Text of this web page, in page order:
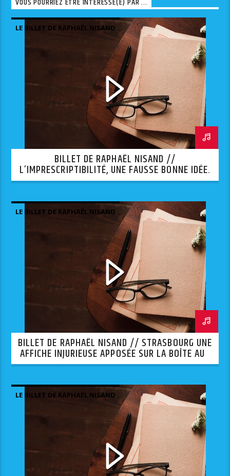
VOUS POURRIEZ ÊTRE INTÉRESSÉ(E) PAR ...
LE BILLET DE RAPHAËL NISAND
BILLET DE RAPHAËL NISAND //
L’IMPRESCRIPTIBILITÉ, UNE FAUSSE BONNE IDÉE.
LE BILLET DE RAPHAËL NISAND
BILLET DE RAPHAËL NISAND // STRASBOURG UNE
AFFICHE INJURIEUSE APPOSÉE SUR LA BOÎTE AUX
LETTRES D’UNE SYNAGOGUE.
LE BILLET DE RAPHAËL NISAND